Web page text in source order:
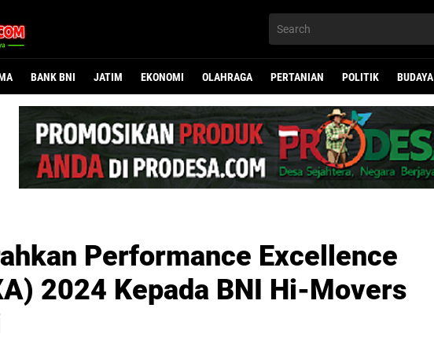
BANK BNI JATIM EKONOMI OLAHRAGA PERTANIAN POLITIK BUDAYA
Performance Excellence
2024 Kepada BNI Hi-Movers